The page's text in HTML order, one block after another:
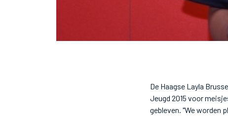
De Haagse Layla
Jeugd 2015 voor
gebleven. "We worden